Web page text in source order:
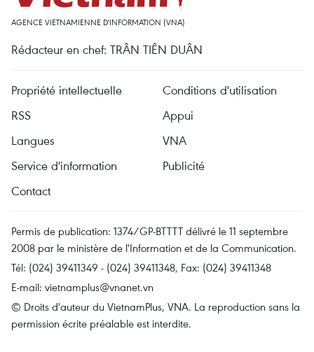
AGENCE VIETNAMIENNE D'INFORMATION (VNA)
Rédacteur en chef: TRÂN TIÊN DUÂN
Propriété intellectuelle
Conditions d'utilisation
RSS
Appui
Langues
VNA
Service d'information
Publicité
Contact
Permis de publication: 1374/GP-BTTTT délivré le 11 septembre
2008 par le ministère de l'Information et de la Communication.
Tél: (024) 39411349 - (024) 39411348, Fax: (024) 39411348
E-mail: vietnamplus@vnanet.vn
© Droits d'auteur du VietnamPlus, VNA. La reproduction sans la
permission écrite préalable est interdite.